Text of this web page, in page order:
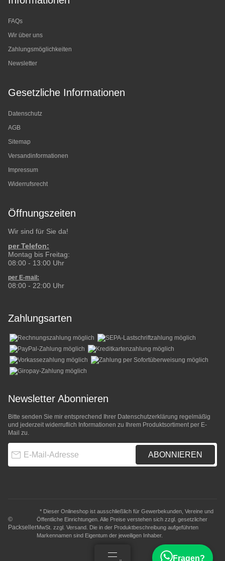
FAQs
Wir über uns
Zahlungsmöglichkeiten
Newsletter
Gesetzliche Informationen
Datenschutz
AGB
Sitemap
Versandinformationen
Impressum
Widerrufsrecht
Öffnungszeiten
Wir sind für Sie da!
per Telefon:
Montag bis Freitag:
08:00 - 13:00 Uhr
per E-mail:
08:00 - 22:00 Uhr
Zahlungsarten
Newsletter Abonnieren
Bitte senden Sie mir entsprechend Ihrer Datenschutzerklärung regelmäßig
und jederzeit widerruflich Informationen zu Ihrem Produktsortiment per E-
Mail zu.
ABONNIEREN
©
Packseller
* Dieser Onlineshop ist ausschließlich für Gewerbekunden, Vereine und
Öffentliche Einrichtungen. Alle Preise verstehen sich zzgl. gesetzlicher
MwSt. zzgl. Versand . Die in der Produktbeschreibung aufgeführten
Markennamen sind Eigentum der jeweiligen Inhaber.
Fragen?